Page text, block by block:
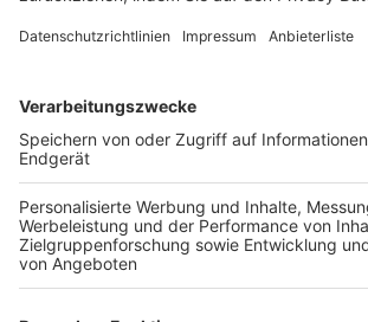
FOLGE DEM BFV
TOP-VEREINE
TOP-PARTNER